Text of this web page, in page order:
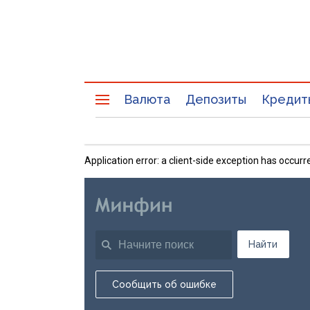
Валюта Депозиты
Application error: a client-side exception has
Найти
Сообщить об ошибке